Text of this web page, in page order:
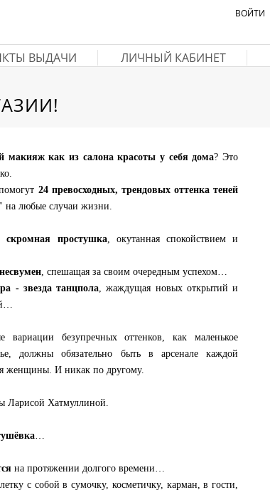
ВОЙТИ
ВЫДАЧИ ЛИЧНЫЙ КАБИНЕТ
макияж как из салона красоты у себя дома? Это
24 превосходных, трендовых оттенка теней
на любые случаи жизни.
скромная простушка, окутанная спокойствием и
, спешащая за своим очередным успехом…
- звезда танцпола, жаждущая новых открытий и
вариации безупречных оттенков, как маленькое
должны обязательно быть в арсенале каждой
женщины. И никак по другому.
Ларисой Хатмуллиной.
…
на протяжении долгого времени…
с собой в сумочку, косметичку, карман, в гости,